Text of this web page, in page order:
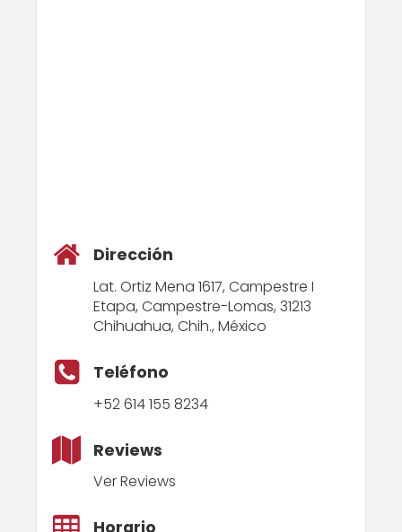
Dirección
Lat. Ortiz Mena 1617, Campestre I
Etapa, Campestre-Lomas, 31213
Chihuahua, Chih., México
Teléfono
+52 614 155 8234
Reviews
Ver Reviews